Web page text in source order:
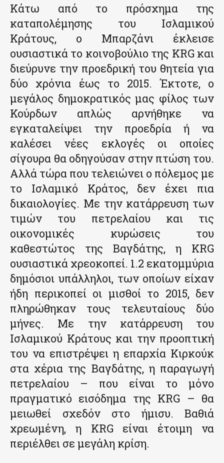
Κάτω από το πρόσχημα της
καταπολέμησης του Ισλαμικού
Κράτους, ο Μπαρζάνι έκλεισε
ουσιαστικά το κοινοβούλιο της KRG και
διεύρυνε την προεδρική του θητεία για
δύο χρόνια έως το 2015. Έκτοτε, ο
μεγάλος δημοκρατικός μας φίλος των
Κούρδων απλώς αρνήθηκε να
εγκαταλείψει την προεδρία ή να
καλέσει νέες εκλογές οι οποίες
σίγουρα θα οδηγούσαν στην πτώση του.
Αλλά τώρα που τελειώνει ο πόλεμος με
το Ισλαμικό Κράτος, δεν έχει πια
δικαιολογίες. Με την κατάρρευση των
τιμών του πετρελαίου και τις
οικονομικές κυρώσεις του
καθεστώτος της Βαγδάτης, η KRG
ουσιαστικά χρεοκοπεί. 1.2 εκατομμύρια
δημόσιοι υπάλληλοι, των οποίων είχαν
ήδη περικοπεί οι μισθοί το 2015, δεν
πληρώθηκαν τους τελευταίους δύο
μήνες. Με την κατάρρευση του
Ισλαμικού Κράτους και την προοπτική
του να επιστρέψει η επαρχία Κιρκούκ
στα χέρια της Βαγδάτης, η παραγωγή
πετρελαίου – που είναι το μόνο
πραγματικό εισόδημα της KRG – θα
μειωθεί σχεδόν στο ήμισυ. Βαθιά
χρεωμένη, η KRG είναι έτοιμη να
περιέλθει σε μεγάλη κρίση.